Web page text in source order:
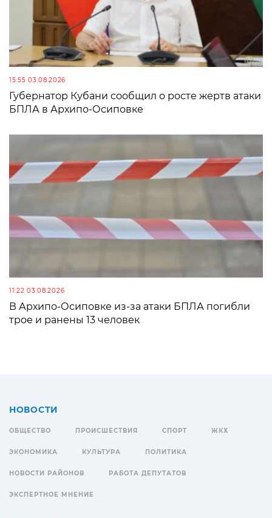
15:55 03.08.2026
Губернатор Кубани сообщил о росте жертв атаки
БПЛА в Архипо-Осиповке
11:22 03.08.2026
В Архипо-Осиповке из-за атаки БПЛА погибли
трое и ранены 13 человек
НОВОСТИ
ОБЩЕСТВО ПРОИСШЕСТВИЯ СПОРТ ЖКХ
ЭКОНОМИКА КУЛЬТУРА ПОЛИТИКА
НОВОСТИ РАЙОНОВ РАБОТА ДЕПУТАТОВ
ЭКСПЕРТНОЕ МНЕНИЕ